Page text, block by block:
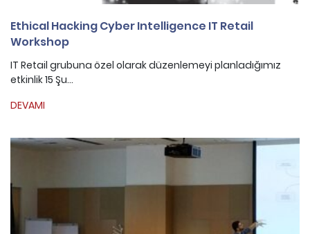
Ethical Hacking Cyber Intelligence IT Retail
Workshop
IT Retail grubuna özel olarak düzenlemeyi planladığımız
etkinlik 15 Şu...
DEVAMI